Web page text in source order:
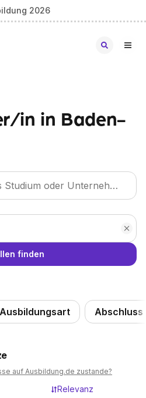
2026
in in Baden-
finden
Ausbildungsart Abschluss
auf Ausbildung.de zustande?
Relevanz